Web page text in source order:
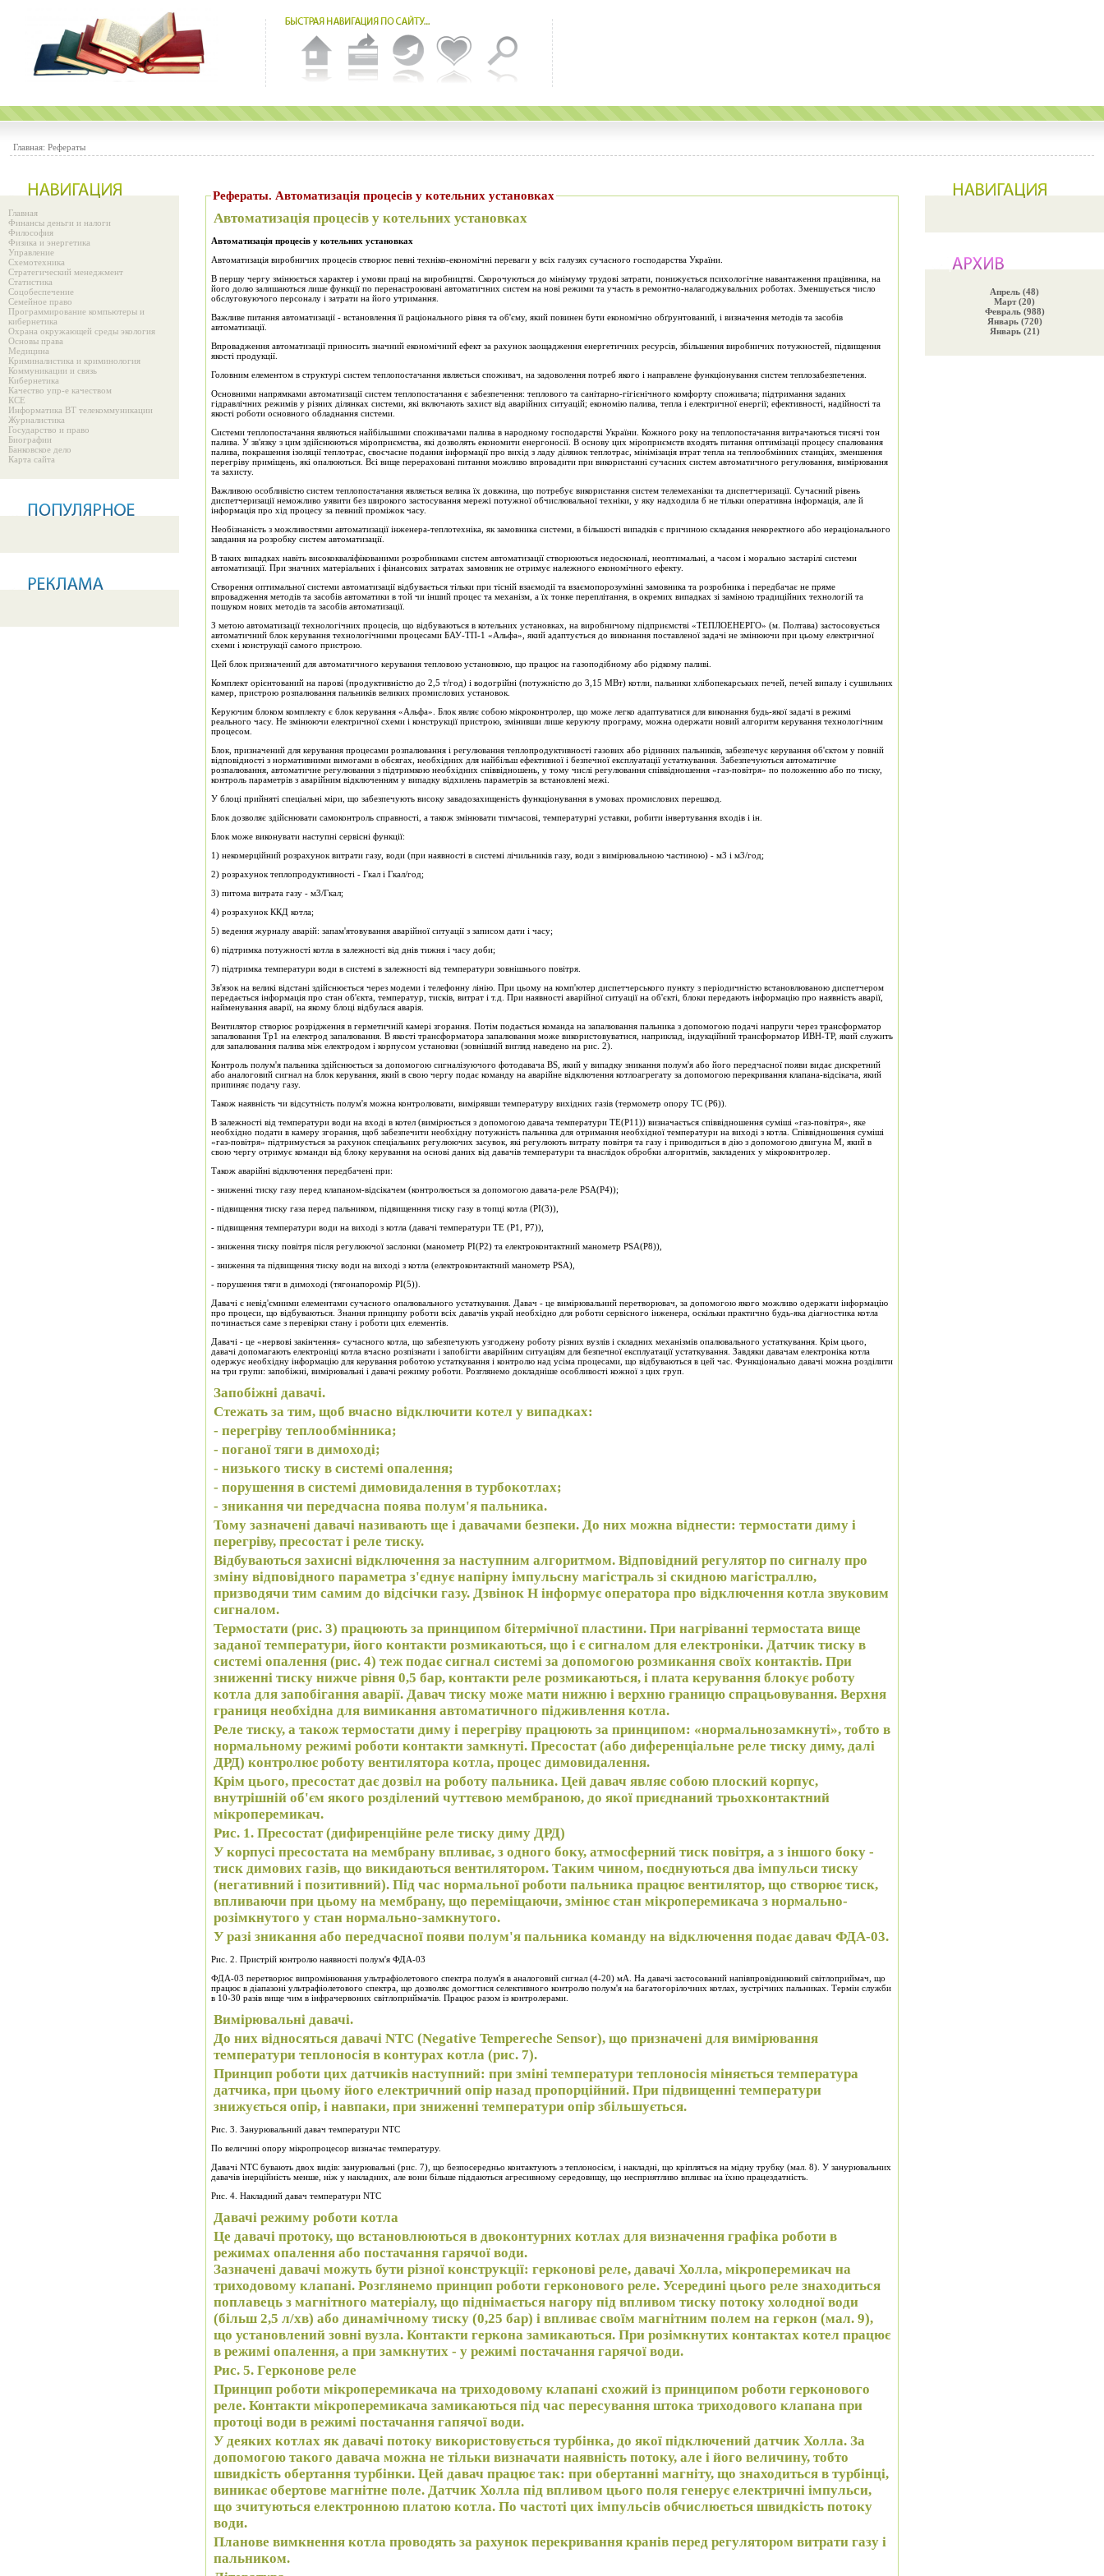
Главная: Рефераты
Главная
Финансы деньги и налоги
Философия
Физика и энергетика
Управление
Схемотехника
Стратегический менеджмент
Статистика
Соцобеспечение
Семейное право
Программирование компьютеры и
кибернетика
Охрана окружающей среды экология
Основы права
Медицина
Криминалистика и криминология
Коммуникации и связь
Кибернетика
Качество упр-е качеством
КСЕ
Информатика ВТ телекоммуникации
Журналистика
Государство и право
Биографии
Банковское дело
Карта сайта
Рефераты. Автоматизація процесів у котельних установках
Автоматизація процесів у котельних установках
Автоматизація процесів у котельних установках
Автоматизація виробничих процесів створює певні техніко-економічні переваги у всіх галузях сучасного господарства України.
В першу чергу змінюється характер і умови праці на виробництві. Скорочуються до мінімуму трудові затрати, понижується психологічне навантаження працівника, на
його долю залишаються лише функції по перенастроювані автоматичних систем на нові режими та участь в ремонтно-налагоджувальних роботах. Зменшується число
обслуговуючого персоналу і затрати на його утримання.
Важливе питання автоматизації - встановлення її раціонального рівня та об'єму, який повинен бути економічно обґрунтований, і визначення методів та засобів
автоматизації.
Впровадження автоматизації приносить значний економічний ефект за рахунок заощадження енергетичних ресурсів, збільшення виробничих потужностей, підвищення
якості продукції.
Головним елементом в структурі систем теплопостачання являється споживач, на задоволення потреб якого і направлене функціонування систем теплозабезпечення.
Основними напрямками автоматизації систем теплопостачання є забезпечення: теплового та санітарно-гігієнічного комфорту споживача; підтримання заданих
гідравлічних режимів у різних ділянках системи, які включають захист від аварійних ситуацій; економію палива, тепла і електричної енергії; ефективності, надійності та
якості роботи основного обладнання системи.
Системи теплопостачання являються найбільшими споживачами палива в народному господарстві України. Кожного року на теплопостачання витрачаються тисячі тон
палива. У зв'язку з цим здійснюються міроприємства, які дозволять економити енергоносії. В основу цих міроприємств входять питання оптимізації процесу спалювання
палива, покрашення ізоляції теплотрас, своєчасне подання інформації про вихід з ладу ділянок теплотрас, мінімізація втрат тепла на теплообмінних станціях, зменшення
перегріву приміщень, які опалюються. Всі вище перераховані питання можливо впровадити при використанні сучасних систем автоматичного регулювання, вимірювання
та захисту.
Важливою особливістю систем теплопостачання являється велика їх довжина, що потребує використання систем телемеханіки та диспетчеризації. Сучасний рівень
диспетчеризації неможливо уявити без широкого застосування мережі потужної обчислювальної техніки, у яку надходила б не тільки оперативна інформація, але й
інформація про хід процесу за певний проміжок часу.
Необізнаність з можливостями автоматизації інженера-теплотехніка, як замовника системи, в більшості випадків є причиною складання некоректного або нераціонального
завдання на розробку систем автоматизації.
В таких випадках навіть висококваліфікованими розробниками систем автоматизації створюються недосконалі, неоптимальні, а часом і морально застарілі системи
автоматизації. При значних матеріальних і фінансових затратах замовник не отримує належного економічного ефекту.
Створення оптимальної системи автоматизації відбувається тільки при тісній взаємодії та взаємопорозумінні замовника та розробника і передбачає не пряме
впровадження методів та засобів автоматики в той чи інший процес та механізм, а їх тонке переплітання, в окремих випадках зі заміною традиційних технологій та
пошуком нових методів та засобів автоматизації.
З метою автоматизації технологічних процесів, що відбуваються в котельних установках, на виробничому підприємстві «ТЕПЛОЕНЕРГО» (м. Полтава) застосовується
автоматичний блок керування технологічними процесами БАУ-ТП-1 «Альфа», який адаптується до виконання поставленої задачі не змінюючи при цьому електричної
схеми і конструкції самого пристрою.
Цей блок призначений для автоматичного керування тепловою установкою, що працює на газоподібному або рідкому паливі.
Комплект орієнтований на парові (продуктивністю до 2,5 т/год) і водогрійні (потужністю до 3,15 МВт) котли, пальники хлібопекарських печей, печей випалу і сушильних
камер, пристрою розпалювання пальників великих промислових установок.
Керуючим блоком комплекту є блок керування «Альфа». Блок являє собою мікроконтролер, що може легко адаптуватися для виконання будь-якої задачі в режимі
реального часу. Не змінюючи електричної схеми і конструкції пристрою, змінивши лише керуючу програму, можна одержати новий алгоритм керування технологічним
процесом.
Блок, призначений для керування процесами розпалювання і регулювання теплопродуктивності газових або рідинних пальників, забезпечує керування об'єктом у повній
відповідності з нормативними вимогами в обсягах, необхідних для найбільш ефективної і безпечної експлуатації устаткування. Забезпечуються автоматичне
розпалювання, автоматичне регулювання з підтримкою необхідних співвідношень, у тому числі регулювання співвідношення «газ-повітря» по положенню або по тиску,
контроль параметрів з аварійним відключенням у випадку відхилень параметрів за встановлені межі.
У блоці прийняті спеціальні міри, що забезпечують високу завадозахищеність функціонування в умовах промислових перешкод.
Блок дозволяє здійснювати самоконтроль справності, а також змінювати тимчасові, температурні уставки, робити інвертування входів і ін.
Блок може виконувати наступні сервісні функції:
1) некомерційний розрахунок витрати газу, води (при наявності в системі лічильників газу, води з вимірювальною частиною) - м3 і м3/год;
2) розрахунок теплопродуктивності - Гкал і Гкал/год;
3) питома витрата газу - м3/Гкал;
4) розрахунок ККД котла;
5) ведення журналу аварій: запам'ятовування аварійної ситуації з записом дати і часу;
6) підтримка потужності котла в залежності від днів тижня і часу доби;
7) підтримка температури води в системі в залежності від температури зовнішнього повітря.
Зв'язок на великі відстані здійснюється через модеми і телефонну лінію. При цьому на комп'ютер диспетчерського пункту з періодичністю встановлюваною диспетчером
передається інформація про стан об'єкта, температур, тисків, витрат і т.д. При наявності аварійної ситуації на об'єкті, блоки передають інформацію про наявність аварії,
найменування аварії, на якому блоці відбулася аварія.
Вентилятор створює розрідження в герметичній камері згорання. Потім подається команда на запалювання пальника з допомогою подачі напруги через трансформатор
запалювання Тр1 на електрод запалювання. В якості трансформатора запалювання може використовуватися, наприклад, індукційний трансформатор ИВН-ТР, який служить
для запалювання палива між електродом і корпусом установки (зовнішній вигляд наведено на рис. 2).
Контроль полум'я пальника здійснюється за допомогою сигналізуючого фотодавача BS, який у випадку зникання полум'я або його передчасної появи видає дискретний
або аналоговий сигнал на блок керування, який в свою чергу подає команду на аварійне відключення котлоагрегату за допомогою перекривання клапана-відсікача, який
припиняє подачу газу.
Також наявність чи відсутність полум'я можна контролювати, вимірявши температуру вихідних газів (термометр опору ТС (Р6)).
В залежності від температури води на вході в котел (вимірюється з допомогою давача температури ТЕ(Р11)) визначається співвідношення суміші «газ-повітря», яке
необхідно подати в камеру згорання, щоб забезпечити необхідну потужність пальника для отримання необхідної температури на виході з котла. Співвідношення суміші
«газ-повітря» підтримується за рахунок спеціальних регулюючих засувок, які регулюють витрату повітря та газу і приводиться в дію з допомогою двигуна М, який в
свою чергу отримує команди від блоку керування на основі даних від давачів температури та внаслідок обробки алгоритмів, закладених у мікроконтролер.
Також аварійні відключення передбачені при:
- зниженні тиску газу перед клапаном-відсікачем (контролюється за допомогою давача-реле PSA(Р4));
- підвищення тиску газа перед пальником, підвищенння тиску газу в топці котла (РІ(3)),
- підвищення температури води на виході з котла (давачі температури ТЕ (Р1, Р7)),
- зниження тиску повітря після регулюючої заслонки (манометр РІ(Р2) та електроконтактний манометр PSA(Р8)),
- зниження та підвищення тиску води на виході з котла (електроконтактний манометр PSA),
- порушення тяги в димоході (тягонапоромір РІ(5)).
Давачі є невід'ємними елементами сучасного опалювального устаткування. Давач - це вимірювальний перетворювач, за допомогою якого можливо одержати інформацію
про процеси, що відбуваються. Знання принципу роботи всіх давачів украй необхідно для роботи сервісного інженера, оскільки практично будь-яка діагностика котла
починається саме з перевірки стану і роботи цих елементів.
Давачі - це «нервові закінчення» сучасного котла, що забезпечують узгоджену роботу різних вузлів і складних механізмів опалювального устаткування. Крім цього,
давачі допомагають електроніці котла вчасно розпізнати і запобігти аварійним ситуаціям для безпечної експлуатації устаткування. Завдяки давачам електроніка котла
одержує необхідну інформацію для керування роботою устаткування і контролю над усіма процесами, що відбуваються в цей час. Функціонально давачі можна розділити
на три групи: запобіжні, вимірювальні і давачі режиму роботи. Розглянемо докладніше особливості кожної з цих груп.
Запобіжні давачі.
Стежать за тим, щоб вчасно відключити котел у випадках:
- перегріву теплообмінника;
- поганої тяги в димоході;
- низького тиску в системі опалення;
- порушення в системі димовидалення в турбокотлах;
- зникання чи передчасна поява полум'я пальника.
Тому зазначені давачі називають ще і давачами безпеки. До них можна віднести: термостати диму і
перегріву, пресостат і реле тиску.
Відбуваються захисні відключення за наступним алгоритмом. Відповідний регулятор по сигналу про
зміну відповідного параметра з'єднує напірну імпульсну магістраль зі скидною магістраллю,
призводячи тим самим до відсічки газу. Дзвінок Н інформує оператора про відключення котла звуковим
сигналом.
Термостати (рис. 3) працюють за принципом бітермічної пластини. При нагріванні термостата вище
заданої температури, його контакти розмикаються, що і є сигналом для електроніки. Датчик тиску в
системі опалення (рис. 4) теж подає сигнал системі за допомогою розмикання своїх контактів. При
зниженні тиску нижче рівня 0,5 бар, контакти реле розмикаються, і плата керування блокує роботу
котла для запобігання аварії. Давач тиску може мати нижню і верхню границю спрацьовування. Верхня
границя необхідна для вимикання автоматичного підживлення котла.
Реле тиску, а також термостати диму і перегріву працюють за принципом: «нормальнозамкнуті», тобто в
нормальному режимі роботи контакти замкнуті. Пресостат (або диференціальне реле тиску диму, далі
ДРД) контролює роботу вентилятора котла, процес димовидалення.
Крім цього, пресостат дає дозвіл на роботу пальника. Цей давач являє собою плоский корпус,
внутрішній об'єм якого розділений чуттєвою мембраною, до якої приєднаний трьохконтактний
мікроперемикач.
Рис. 1. Пресостат (дифиренційне реле тиску диму ДРД)
У корпусі пресостата на мембрану впливає, з одного боку, атмосферний тиск повітря, а з іншого боку -
тиск димових газів, що викидаються вентилятором. Таким чином, поєднуються два імпульси тиску
(негативний і позитивний). Під час нормальної роботи пальника працює вентилятор, що створює тиск,
впливаючи при цьому на мембрану, що переміщаючи, змінює стан мікроперемикача з нормально-
розімкнутого у стан нормально-замкнутого.
У разі зникання або передчасної появи полум'я пальника команду на відключення подає давач ФДА-03.
Рис. 2. Пристрій контролю наявності полум'я ФДА-03
ФДА-03 перетворює випромінювання ультрафіолетового спектра полум'я в аналоговий сигнал (4-20) мА. На давачі застосований напівпровідниковий світлоприймач, що
працює в діапазоні ультрафіолетового спектра, що дозволяє домогтися селективного контролю полум'я на багатогорілочних котлах, зустрічних пальниках. Термін служби
в 10-30 разів вище чим в інфрачервоних світлоприймачів. Працює разом із контролерами.
Вимірювальні давачі.
До них відносяться давачі NTC (Negative Tempereche Sensor), що призначені для вимірювання
температури теплоносія в контурах котла (рис. 7).
Принцип роботи цих датчиків наступний: при зміні температури теплоносія міняється температура
датчика, при цьому його електричний опір назад пропорційний. При підвищенні температури
знижується опір, і навпаки, при зниженні температури опір збільшується.
Рис. 3. Занурювальний давач температури NTC
По величині опору мікропроцесор визначає температуру.
Давачі NTC бувають двох видів: занурювальні (рис. 7), що безпосередньо контактують з теплоносієм, і накладні, що кріпляться на мідну трубку (мал. 8). У занурювальних
давачів інерційність менше, ніж у накладних, але вони більше піддаються агресивному середовищу, що несприятливо впливає на їхню працездатність.
Рис. 4. Накладний давач температури NTC
Давачі режиму роботи котла
Це давачі протоку, що встановлюються в двоконтурних котлах для визначення графіка роботи в
режимах опалення або постачання гарячої води.
Зазначені давачі можуть бути різної конструкції: герконові реле, давачі Холла, мікроперемикач на
триходовому клапані. Розглянемо принцип роботи герконового реле. Усередині цього реле знаходиться
поплавець з магнітного матеріалу, що піднімається нагору під впливом тиску потоку холодної води
(більш 2,5 л/хв) або динамічному тиску (0,25 бар) і впливає своїм магнітним полем на геркон (мал. 9),
що установлений зовні вузла. Контакти геркона замикаються. При розімкнутих контактах котел працює
в режимі опалення, а при замкнутих - у режимі постачання гарячої води.
Рис. 5. Герконове реле
Принцип роботи мікроперемикача на триходовому клапані схожий із принципом роботи герконового
реле. Контакти мікроперемикача замикаються під час пересування штока триходового клапана при
протоці води в режимі постачання гапячої води.
У деяких котлах як давачі потоку використовується турбінка, до якої підключений датчик Холла. За
допомогою такого давача можна не тільки визначати наявність потоку, але і його величину, тобто
швидкість обертання турбінки. Цей давач працює так: при обертанні магніту, що знаходиться в турбінці,
виникає обертове магнітне поле. Датчик Холла під впливом цього поля генерує електричні імпульси,
що зчитуються електронною платою котла. По частоті цих імпульсів обчислюється швидкість потоку
води.
Планове вимкнення котла проводять за рахунок перекривання кранів перед регулятором витрати газу і
пальником.
Апрель (48)
Март (20)
Февраль (988)
Январь (720)
Январь (21)